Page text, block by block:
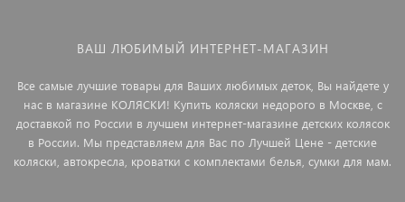
ВАШ ЛЮБИМЫЙ ИНТЕРНЕТ-МАГАЗИН
Все самые лучшие товары для Ваших любимых деток, Вы найдете у
нас в магазине КОЛЯСКИ! Купить коляски недорого в Москве, с
доставкой по России в лучшем интернет-магазине детских колясок
в России. Мы представляем для Вас по Лучшей Цене - детские
коляски, автокресла, кроватки с комплектами белья, сумки для мам.